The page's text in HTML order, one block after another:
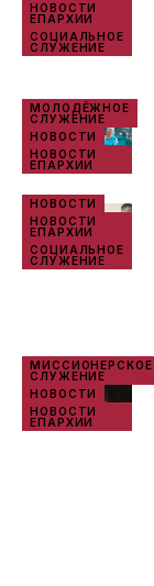
НОВОСТИ
ЕПАРХИИ
СОЦИАЛЬНОЕ
СЛУЖЕНИЕ
МОЛОДЁЖНОЕ
СЛУЖЕНИЕ
НОВОСТИ
НОВОСТИ
ЕПАРХИИ
НОВОСТИ
НОВОСТИ
ЕПАРХИИ
СОЦИАЛЬНОЕ
СЛУЖЕНИЕ
МИССИОНЕРСКОЕ
СЛУЖЕНИЕ
НОВОСТИ
НОВОСТИ
ЕПАРХИИ